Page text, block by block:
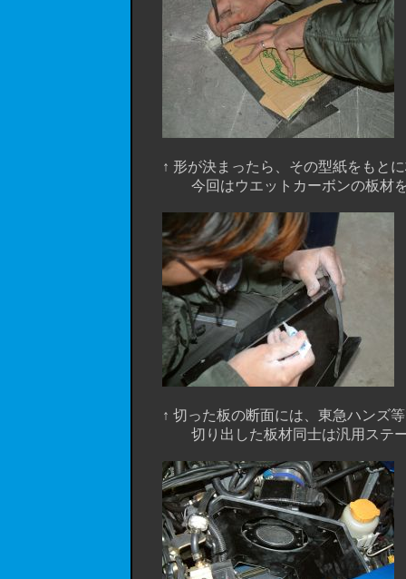
↑ 形が決まったら、その型紙をもとに
今回はウエットカーボンの板材を
↑ 切った板の断面には、東急ハンズ等
切り出した板材同士は汎用ステー等